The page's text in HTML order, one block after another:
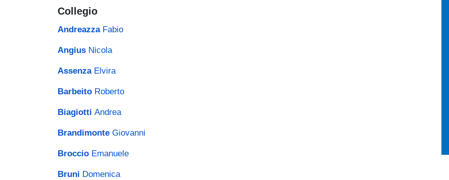
Collegio
Andreazza Fabio
Angius Nicola
Assenza Elvira
Barbeito Roberto
Biagiotti Andrea
Brandimonte Giovanni
Broccio Emanuele
Bruni Domenica